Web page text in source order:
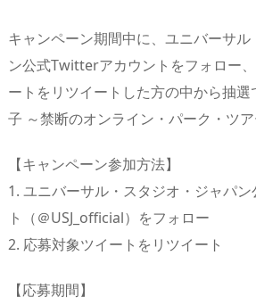
キャンペーン期間中に、ユニバーサ
ン公式Twitterアカウントをフォロー
ートをリツイートした方の中から抽
子 ～禁断のオンライン・パーク・ツア
【キャンペーン参加方法】
1. ユニバーサル・スタジオ・ジャパ
ト（＠USJ_official）をフォロー
2. 応募対象ツイートをリツイート
【応募期間】